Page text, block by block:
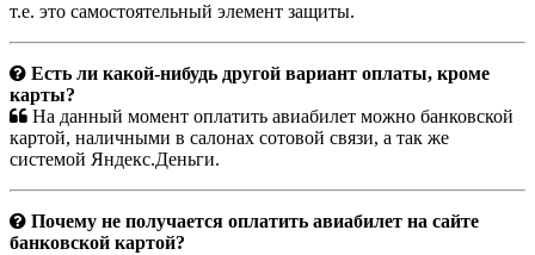
т.е. это самостоятельный элемент защиты.
Есть ли какой-нибудь другой вариант оплаты, кроме
карты?
На данный момент оплатить авиабилет можно банковской
картой, наличными в салонах сотовой связи, а так же
системой Яндекс.Деньги.
Почему не получается оплатить авиабилет на сайте
банковской картой?